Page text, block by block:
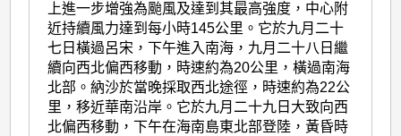
上進一步增強為颱風及達到其最高強度，中心附
近持續風力達到每小時145公里。它於九月二十
七日橫過呂宋，下午進入南海，九月二十八日繼
續向西北偏西移動，時速約為20公里，橫過南海
北部。納沙於當晚採取西北途徑，時速約為22公
里，移近華南沿岸。它於九月二十九日大致向西
北偏西移動，下午在海南島東北部登陸，黃昏時